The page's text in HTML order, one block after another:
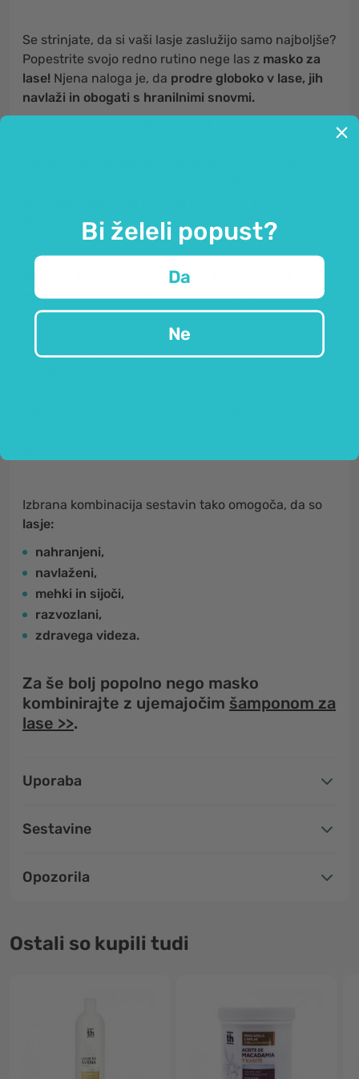
Se strinjate, da si vaši lasje zaslužijo samo najboljše?
Popestrite svojo redno rutino nege las z masko za
lase! Njena naloga je, da prodre globoko v lase, jih
navlaži in obogati s hranilnimi snovmi.
Maska za lase z ovsenim mlekom in
medom - za svilnato sijoče lase.
Oves je žito, bogato z beljakovinami, maščobami ter
Izbrana kombinacija sestavin tako omogoča, da so
lasje:
nahranjeni,
navlaženi,
mehki in sijoči,
razvozlani,
zdravega videza.
Za še bolj popolno nego masko
kombinirajte z ujemajočim šamponom za
lase >>.
Uporaba
Sestavine
Opozorila
Ostali so kupili tudi
Bi želeli popust?
Da
Ne